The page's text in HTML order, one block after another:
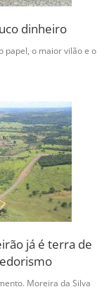
dinheiro
papel, o maior vilão e o
já é terra de
Moreira da Silva